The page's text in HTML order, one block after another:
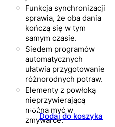
Funkcja synchronizacji
sprawia, że oba dania
kończą się w tym
samym czasie.
Siedem programów
automatycznych
ułatwia przygotowanie
różnorodnych potraw.
Elementy z powłoką
nieprzywierającą
można myć w
zmywarce.
Dodaj do koszyka